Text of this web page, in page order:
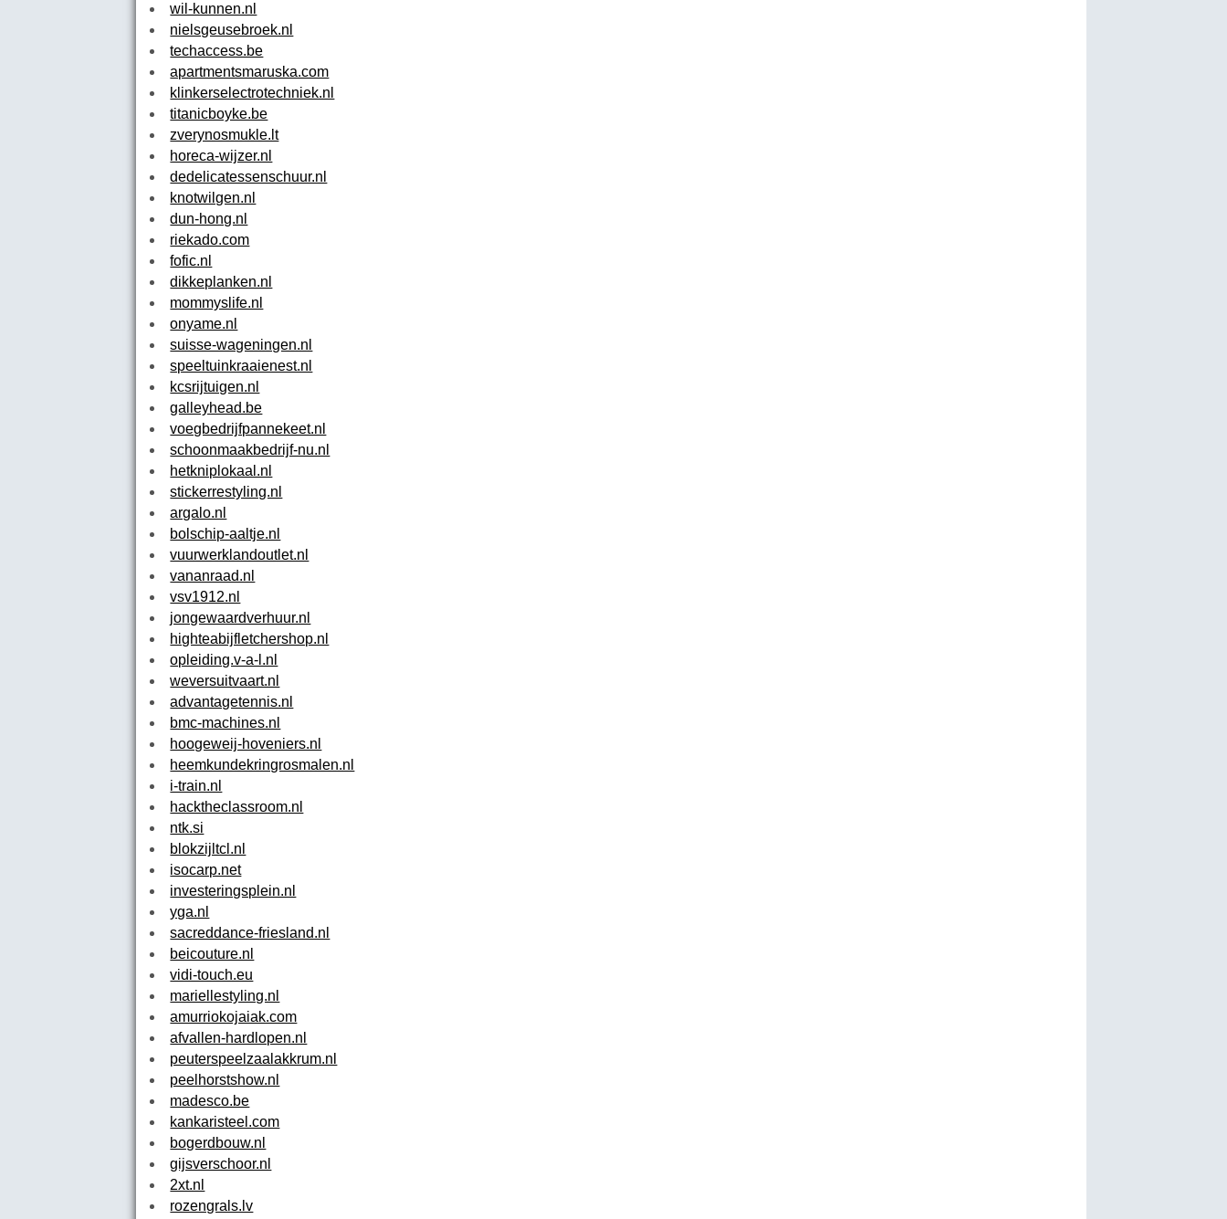
wil-kunnen.nl
nielsgeusebroek.nl
techaccess.be
apartmentsmaruska.com
klinkerselectrotechniek.nl
titanicboyke.be
zverynosmukle.lt
horeca-wijzer.nl
dedelicatessenschuur.nl
knotwilgen.nl
dun-hong.nl
riekado.com
fofic.nl
dikkeplanken.nl
mommyslife.nl
onyame.nl
suisse-wageningen.nl
speeltuinkraaienest.nl
kcsrijtuigen.nl
galleyhead.be
voegbedrijfpannekeet.nl
schoonmaakbedrijf-nu.nl
hetkniplokaal.nl
stickerrestyling.nl
argalo.nl
bolschip-aaltje.nl
vuurwerklandoutlet.nl
vananraad.nl
vsv1912.nl
jongewaardverhuur.nl
highteabijfletchershop.nl
opleiding.v-a-l.nl
weversuitvaart.nl
advantagetennis.nl
bmc-machines.nl
hoogeweij-hoveniers.nl
heemkundekringrosmalen.nl
i-train.nl
hacktheclassroom.nl
ntk.si
blokzijltcl.nl
isocarp.net
investeringsplein.nl
yga.nl
sacreddance-friesland.nl
beicouture.nl
vidi-touch.eu
mariellestyling.nl
amurriokojaiak.com
afvallen-hardlopen.nl
peuterspeelzaalakkrum.nl
peelhorstshow.nl
madesco.be
kankaristeel.com
bogerdbouw.nl
gijsverschoor.nl
2xt.nl
rozengrals.lv